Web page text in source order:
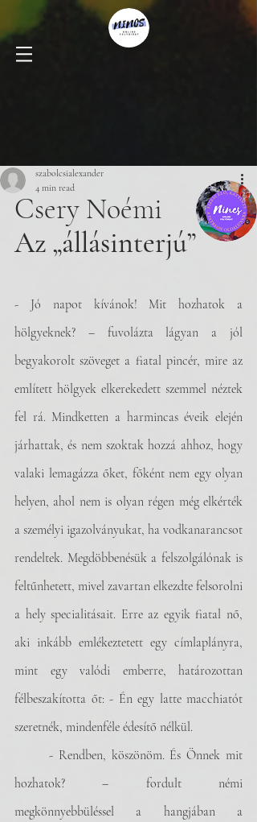
szabolcsialexander
4 min read
Csery Noémi
Az „állásinterjú”
- Jó napot kívánok! Mit hozhatok a
hölgyeknek? – fuvolázta lágyan a jól
begyakorolt szöveget a fiatal pincér, mire az
említett hölgyek elkerekedett szemmel néztek
fel rá. Mindketten a harmincas éveik elején
járhattak, és nem szoktak hozzá ahhoz, hogy
valaki lemagázza őket, főként nem egy olyan
helyen, ahol nem is olyan régen még elkérték
a személyi igazolványukat, ha vodkanarancsot
rendeltek. Megdöbbenésük a felszolgálónak is
feltűnhetett, mivel zavartan elkezdte felsorolni
a hely specialitásait. Erre az egyik fiatal nő,
aki inkább emlékeztetett egy címlaplányra,
mint egy valódi emberre, határozottan
félbeszakította őt: - Én egy latte macchiatót
szeretnék, mindenféle édesítő nélkül.
hozhatok? – fordult némi
megkönnyebbüléssel a hangjában a